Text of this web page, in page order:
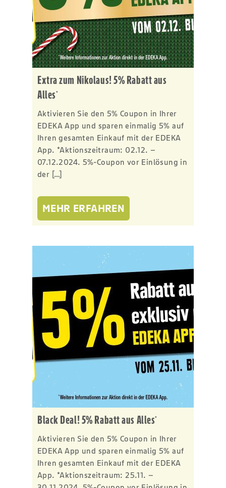
Extra zum Nikolaus! 5% Rabatt aus
Alles*
Aktivieren Sie den 5% Coupon in Ihrer
EDEKA App und sparen einmalig 5% auf
Ihren gesamten Einkauf mit der EDEKA
App. *Aktionszeitraum: 02.12. –
07.12.2024. 5%-Coupon vor Einlösung in
der […]
MEHR ERFAHREN
Black Deal! 5% Rabatt aus Alles*
Aktivieren Sie den 5% Coupon in Ihrer
EDEKA App und sparen einmalig 5% auf
Ihren gesamten Einkauf mit der EDEKA
App. *Aktionszeitraum: 25.11. –